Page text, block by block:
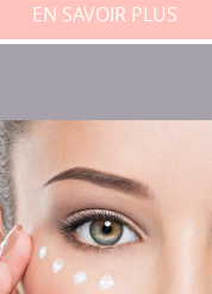
EN SAVOIR PLUS